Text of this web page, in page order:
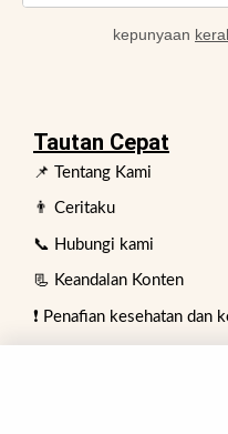
kepunyaan
Tautan Cepat
📌 Tentang Kami
👨 Ceritaku
📞 Hubungi kami
📃 Keandalan Konten
❗ Penafian kesehatan dan